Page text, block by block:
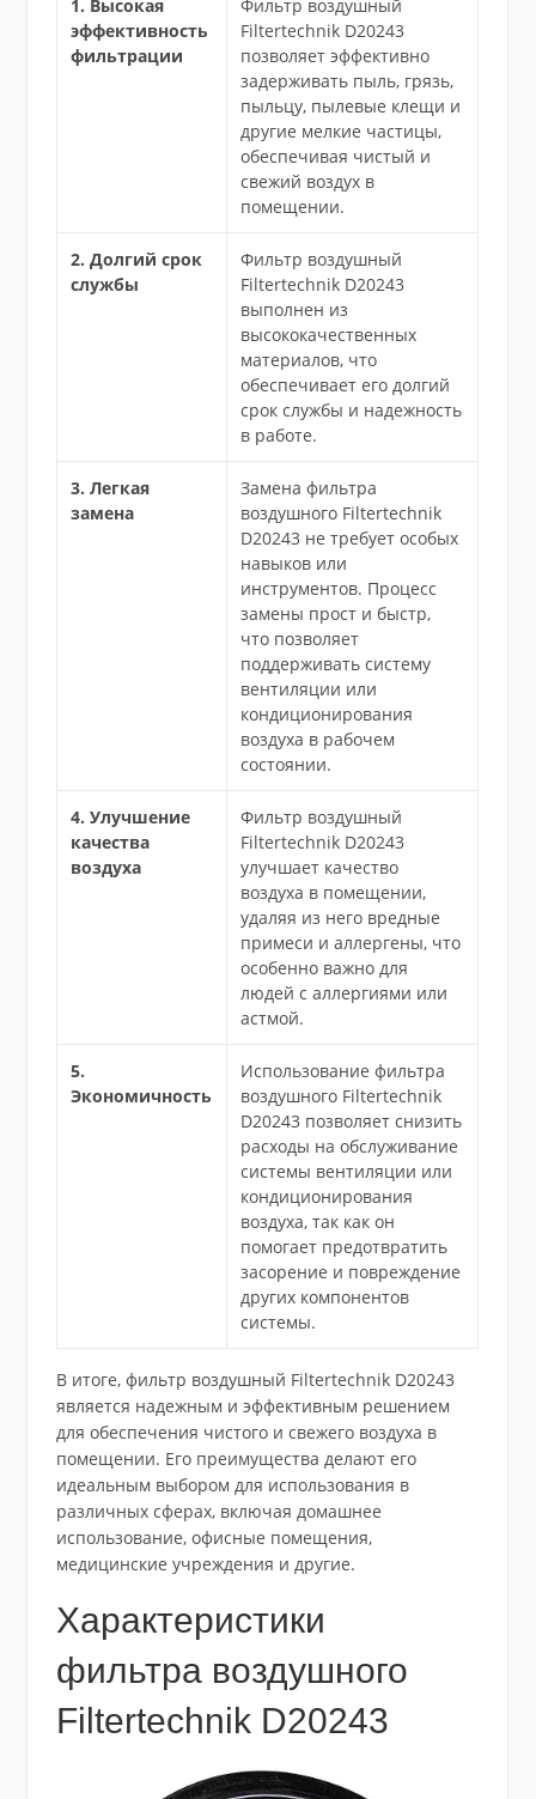
1. Высокая
эффективность
фильтрации
Фильтр воздушный
Filtertechnik D20243
позволяет эффективно
задерживать пыль, грязь,
пыльцу, пылевые клещи и
другие мелкие частицы,
обеспечивая чистый и
свежий воздух в
помещении.
2. Долгий срок
службы
Фильтр воздушный
Filtertechnik D20243
выполнен из
высококачественных
материалов, что
обеспечивает его долгий
срок службы и надежность
в работе.
3. Легкая
замена
Замена фильтра
воздушного Filtertechnik
D20243 не требует особых
навыков или
инструментов. Процесс
замены прост и быстр,
что позволяет
поддерживать систему
вентиляции или
кондиционирования
воздуха в рабочем
состоянии.
4. Улучшение
качества
воздуха
Фильтр воздушный
Filtertechnik D20243
улучшает качество
воздуха в помещении,
удаляя из него вредные
примеси и аллергены, что
особенно важно для
людей с аллергиями или
астмой.
5.
Экономичность
Использование фильтра
воздушного Filtertechnik
D20243 позволяет снизить
расходы на обслуживание
системы вентиляции или
кондиционирования
воздуха, так как он
помогает предотвратить
засорение и повреждение
других компонентов
системы.
В итоге, фильтр воздушный Filtertechnik D20243
является надежным и эффективным решением
для обеспечения чистого и свежего воздуха в
помещении. Его преимущества делают его
идеальным выбором для использования в
различных сферах, включая домашнее
использование, офисные помещения,
медицинские учреждения и другие.
Характеристики
фильтра воздушного
Filtertechnik D20243